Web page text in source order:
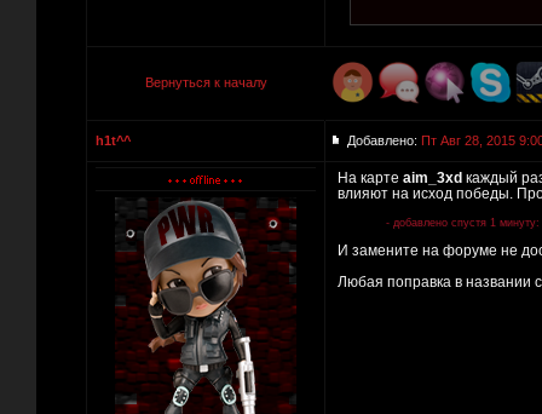
Вернуться к началу
h1t^^ Добавлено: Пт Авг 28, 2015
На карте aim_3xd каждый
влияют на исход победы.
- добавлено спустя 1 минуту:
И замените на форуме не
Любая поправка в названии